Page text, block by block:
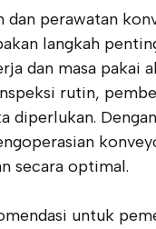
dan perawatan
langkah
dan masa pakai
rutin,
diperlukan.
secara optimal.
untuk